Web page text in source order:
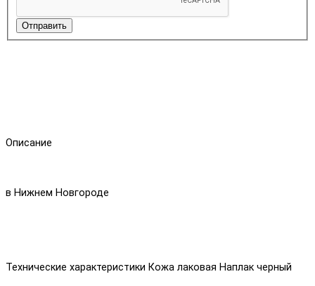
Отправить
Описание
в Нижнем Новгороде
Технические характеристики Кожа лаковая Наплак черный